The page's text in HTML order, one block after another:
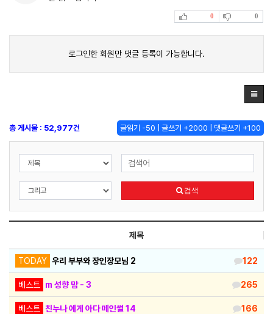
0 0
로그인한 회원만 댓글 등록이 가능합니다.
글읽기 -50 | 글쓰기 +2000 | 댓글쓰기 +100
총 게시물 : 52,977건
검색
제목
TODAY 우리 부부와 장인장모님 2 122
베스트 m 성향 맘 - 3 265
베스트 친누나 에게 아다 떼인썰 14 166